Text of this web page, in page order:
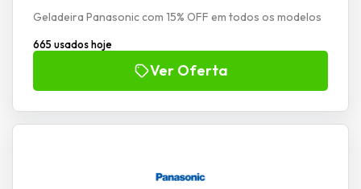
Geladeira Panasonic com 15% OFF em todos os modelos
665 usados hoje
Ver Oferta